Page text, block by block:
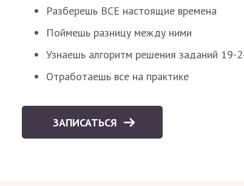
Разберешь ВСЕ настоящие времена
Поймешь разницу между ними
Узнаешь алгоритм решения заданий 19-
Отработаешь все на практике
ЗАПИСАТЬСЯ